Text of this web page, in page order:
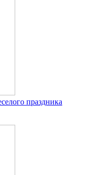
праздника